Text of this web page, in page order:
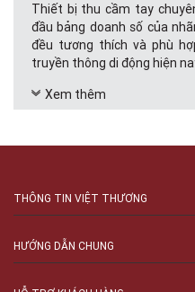
Thiết bị thu cầm tay
đầu bảng doanh số của
đều tương thích và phù
truyền thông di động hiện
Tại Việt Nam,
chuyên gia sản xuất phim
ZOOM Audio còn phù hợp
thanh và hình ảnh công
các giảng viên, nhà báo,
luôn đem lại một sự trải
quá trình sử dụng. Đáp ứng
hoặc giải trí của khách hàng
Xem thêm
THÔNG TIN VIỆT THƯƠNG
HƯỚNG DẪN CHUNG